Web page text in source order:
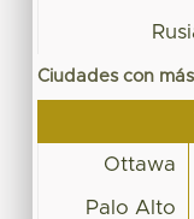
Ciudades con
Ottawa
Palo Alto